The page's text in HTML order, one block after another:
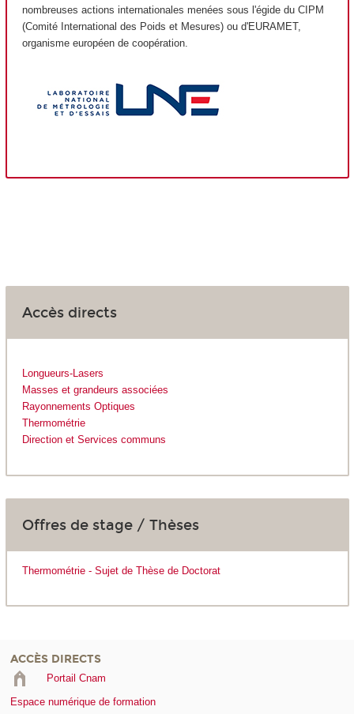
nombreuses actions internationales menées sous l'égide du CIPM
(Comité International des Poids et Mesures) ou d'EURAMET,
organisme européen de coopération.
Accès directs
Longueurs-Lasers
Masses et grandeurs associées
Rayonnements Optiques
Thermométrie
Direction et Services communs
Offres de stage / Thèses
Thermométrie - Sujet de Thèse de Doctorat
ACCÈS DIRECTS
Portail Cnam
Espace numérique de formation